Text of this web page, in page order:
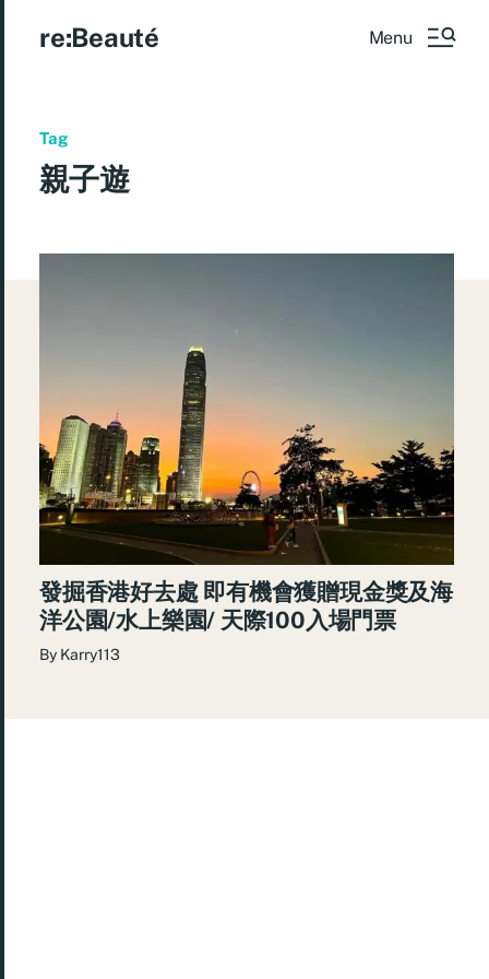
re:Beauté Menu
Tag
親子遊
發掘香港好去處 即有機會獲贈現金獎及海
洋公園/水上樂園/ 天際100入場門票
By Karry113